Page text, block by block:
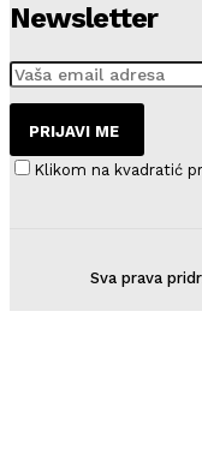
Newsletter
PRIJAVI ME
Klikom na kvadratić
Sva prava